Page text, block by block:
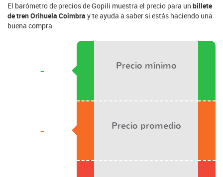
El barómetro de precios de Gopili muestra el precio para un billete
de tren Orihuela Coimbra y te ayuda a saber si estás haciendo una
buena compra:
-
-
Precio mínimo
Precio promedio